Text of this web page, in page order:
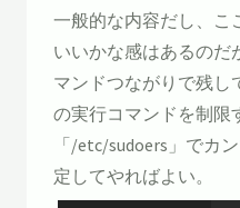
一般的な内容だし、こ
いいかな感はあるのだ
マンドつながりで残し
の実行コマンドを制限
「/etc/sudoers」でカ
定してやればよい。